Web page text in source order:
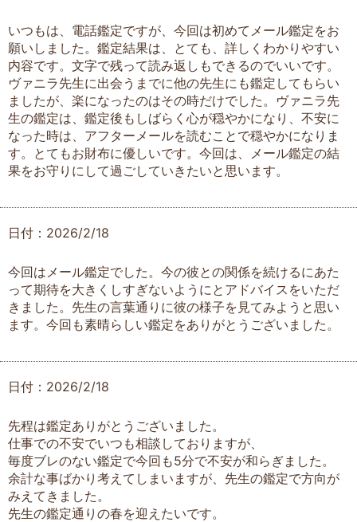
いつもは、電話鑑定ですが、今回は初めてメール鑑定をお
願いしました。鑑定結果は、とても、詳しくわかりやすい
内容です。文字で残って読み返しもできるのでいいです。
ヴァニラ先生に出会うまでに他の先生にも鑑定してもらい
ましたが、楽になったのはその時だけでした。ヴァニラ先
生の鑑定は、鑑定後もしばらく心が穏やかになり、不安に
なった時は、アフターメールを読むことで穏やかになりま
す。とてもお財布に優しいです。今回は、メール鑑定の結
果をお守りにして過ごしていきたいと思います。
日付：2026/2/18
今回はメール鑑定でした。今の彼との関係を続けるにあた
って期待を大きくしすぎないようにとアドバイスをいただ
きました。先生の言葉通りに彼の様子を見てみようと思い
ます。今回も素晴らしい鑑定をありがとうございました。
日付：2026/2/18
先程は鑑定ありがとうございました。
仕事での不安でいつも相談しておりますが、
毎度ブレのない鑑定で今回も5分で不安が和らぎました。
余計な事ばかり考えてしまいますが、先生の鑑定で方向が
みえてきました。
先生の鑑定通りの春を迎えたいです。